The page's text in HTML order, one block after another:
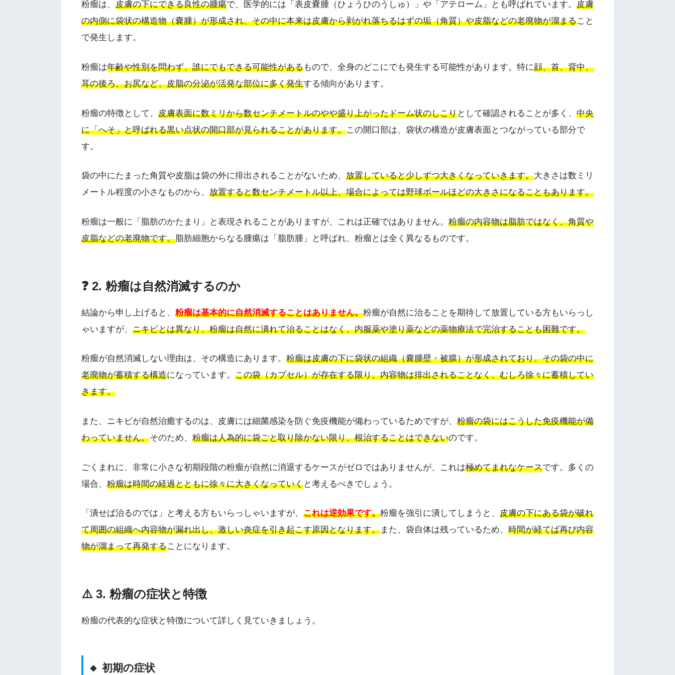
粉瘤は、 皮膚の下にできる良性の腫瘍で、医学的には「表皮嚢腫（ひょうひのうしゅ）」や「アテローム」とも呼ばれています。 皮膚
の内側に袋状の構造物（嚢腫）が形成され、その中に本来は皮膚から剥がれ落ちるはずの垢（角質）や皮脂などの老廃物が溜まること
で発生します。
粉瘤は年齢や性別を問わず、誰にでもできる可能性があるもので、全身のどこにでも発生する可能性があります。特に顔、首、背中、
耳の後ろ、お尻など、皮脂の分泌が活発な部位に多く発生する傾向があります。
粉瘤の特徴として、 皮膚表面に数ミリから数センチメートルのやや盛り上がったドーム状のしこりとして確認されることが多く、 中央
に「へそ」と呼ばれる黒い点状の開口部が見られることがあります。この開口部は、袋状の構造が皮膚表面とつながっている部分で
す。
袋の中にたまった角質や皮脂は袋の外に排出されることがないため、 放置していると少しずつ大きくなっていきます。大きさは数ミリ
メートル程度の小さなものから、 放置すると数センチメートル以上、場合によっては野球ボールほどの大きさになることもあります。
粉瘤は一般に「脂肪のかたまり」と表現されることがありますが、これは正確ではありません。 粉瘤の内容物は脂肪ではなく、角質や
皮脂などの老廃物です。脂肪細胞からなる腫瘍は「脂肪腫」と呼ばれ、粉瘤とは全く異なるものです。
❓ 2. 粉瘤は自然消滅するのか
結論から申し上げると、 粉瘤は基本的に自然消滅することはありません。粉瘤が自然に治ることを期待して放置している方もいらっし
ゃいますが、 ニキビとは異なり、粉瘤は自然に潰れて治ることはなく、内服薬や塗り薬などの薬物療法で完治することも困難です。
粉瘤が自然消滅しない理由は、その構造にあります。 粉瘤は皮膚の下に袋状の組織（嚢腫壁・被膜）が形成されており、その袋の中に
老廃物が蓄積する構造になっています。 この袋（カプセル）が存在する限り、内容物は排出されることなく、むしろ徐々に蓄積してい
きます。
また、ニキビが自然治癒するのは、皮膚には細菌感染を防ぐ免疫機能が備わっているためですが、 粉瘤の袋にはこうした免疫機能が備
わっていません。そのため、 粉瘤は人為的に袋ごと取り除かない限り、根治することはできないのです。
ごくまれに、非常に小さな初期段階の粉瘤が自然に消退するケースがゼロではありませんが、これは極めてまれなケースです。多くの
場合、 粉瘤は時間の経過とともに徐々に大きくなっていくと考えるべきでしょう。
「潰せば治るのでは」と考える方もいらっしゃいますが、 これは逆効果です。粉瘤を強引に潰してしまうと、 皮膚の下にある袋が破れ
て周囲の組織へ内容物が漏れ出し、激しい炎症を引き起こす原因となります。また、袋自体は残っているため、 時間が経てば再び内容
物が溜まって再発することになります。
⚠️ 3. 粉瘤の症状と特徴
粉瘤の代表的な症状と特徴について詳しく見ていきましょう。
🔸 初期の症状